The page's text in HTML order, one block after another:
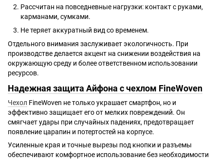
Рассчитан на повседневные нагрузки: контакт с руками,
карманами, сумками.
Не теряет аккуратный вид со временем.
Отдельного внимания заслуживает экологичность. При
производстве делается акцент на снижении воздействия на
окружающую среду и более ответственном использовании
ресурсов.
Надежная защита Айфона с чехлом FineWoven
Чехол FineWoven не только украшает смартфон, но и
эффективно защищает его от мелких повреждений. Он
смягчает удары при случайных падениях, предотвращает
появление царапин и потертостей на корпусе.
Усиленные края и точные вырезы под кнопки и разъемы
обеспечивают комфортное использование без необходимости